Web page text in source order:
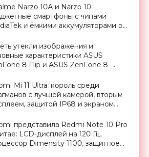
Narzo 10A и Narzo 10:
смартфоны с чипами
и ёмкими аккумуляторами от
утекли изображения и
характеристики ASUS
8 Flip и ASUS ZenFone 8 -
Mi 11 Ultra: король среди
с лучшей камерой, вторым
защитой IP68 и экраном
представила Redmi Note 10 Pro
LCD-дисплей на 120 Гц,
Dimensity 1100, защитное